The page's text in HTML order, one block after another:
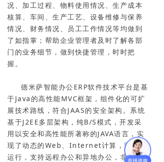
况、加工过程、物料使用情况、生产成本
核算、车间、生产工艺、设备维修与保养
情况、财务情况、员工工作情况等均做到
了如指掌；帮助企业管理者及时了解各部
门的业务细节，做到快捷管理，时时把
握。
德米萨智能办公ERP软件技术平台是基
于Java的高性能MVC框架，组件化的可扩
展技术路线，符合JAAS的安全架构。系统
基于J2EE多层架构，纯B/S模式，开发采
用以安全和高性能所著称的JAVA语言，实
现了动态的Web、Internet计算，跨平台
运行，支持远程办公和异地办公，非常适